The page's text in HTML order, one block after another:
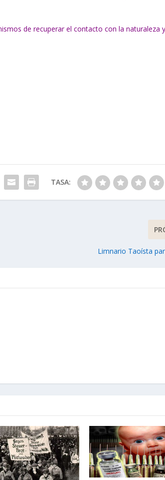
de recuperar el contacto con la naturaleza
TASA:
Limnario Taoísta